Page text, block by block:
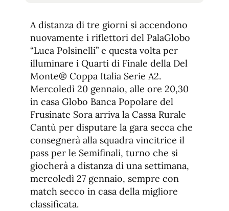
de
fuente
de
fuente.
A distanza di tre giorni si accendono
nuovamente i riflettori del PalaGlobo
“Luca Polsinelli” e questa volta per
illuminare i Quarti di Finale della Del
Monte® Coppa Italia Serie A2.
Mercoledì 20 gennaio, alle ore 20,30
in casa Globo Banca Popolare del
Frusinate Sora arriva la Cassa Rurale
Cantù per disputare la gara secca che
consegnerà alla squadra vincitrice il
pass per le Semifinali, turno che si
giocherà a distanza di una settimana,
mercoledì 27 gennaio, sempre con
match secco in casa della migliore
classificata.